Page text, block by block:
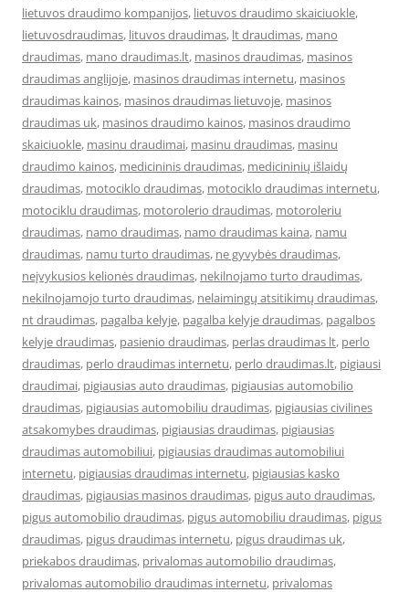
lietuvos draudimo kompanijos, lietuvos draudimo skaiciuokle,
lietuvosdraudimas, lituvos draudimas, lt draudimas, mano
draudimas, mano draudimas.lt, masinos draudimas, masinos
draudimas anglijoje, masinos draudimas internetu, masinos
draudimas kainos, masinos draudimas lietuvoje, masinos
draudimas uk, masinos draudimo kainos, masinos draudimo
skaiciuokle, masinu draudimai, masinu draudimas, masinu
draudimo kainos, medicininis draudimas, medicininių išlaidų
draudimas, motociklo draudimas, motociklo draudimas internetu,
motociklu draudimas, motorolerio draudimas, motoroleriu
draudimas, namo draudimas, namo draudimas kaina, namu
draudimas, namu turto draudimas, ne gyvybės draudimas,
neįvykusios kelionės draudimas, nekilnojamo turto draudimas,
nekilnojamojo turto draudimas, nelaimingų atsitikimų draudimas,
nt draudimas, pagalba kelyje, pagalba kelyje draudimas, pagalbos
kelyje draudimas, pasienio draudimas, perlas draudimas lt, perlo
draudimas, perlo draudimas internetu, perlo draudimas.lt, pigiausi
draudimai, pigiausias auto draudimas, pigiausias automobilio
draudimas, pigiausias automobiliu draudimas, pigiausias civilines
atsakomybes draudimas, pigiausias draudimas, pigiausias
draudimas automobiliui, pigiausias draudimas automobiliui
internetu, pigiausias draudimas internetu, pigiausias kasko
draudimas, pigiausias masinos draudimas, pigus auto draudimas,
pigus automobilio draudimas, pigus automobiliu draudimas, pigus
draudimas, pigus draudimas internetu, pigus draudimas uk,
priekabos draudimas, privalomas automobilio draudimas,
privalomas automobilio draudimas internetu, privalomas